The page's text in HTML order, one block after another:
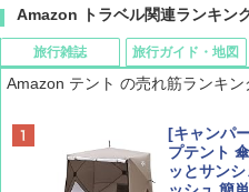
Amazon トラベル関連ランキン
旅行雑誌
BE-PAL(
SOTO ミ
旅行ガイド・地図
D40 地球
力的な町
Amazon テント の売れ筋ランキン
[キャンパ
プテント
ッとサン